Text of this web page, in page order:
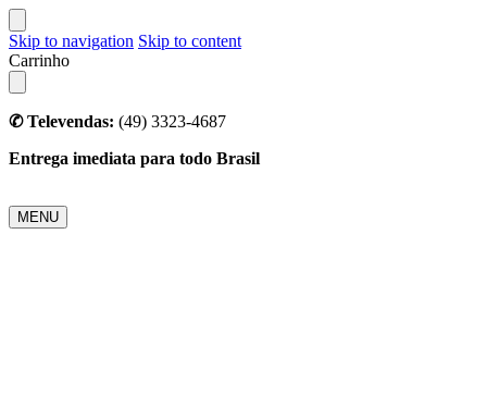
Skip to navigation Skip to content
Carrinho
✆ Televendas: (49) 3323-4687
Entrega imediata para todo Brasil
MENU